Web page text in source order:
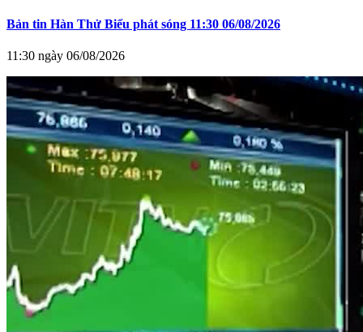
Bản tin Hàn Thử Biểu phát sóng 11:30 06/08/2026
11:30 ngày 06/08/2026